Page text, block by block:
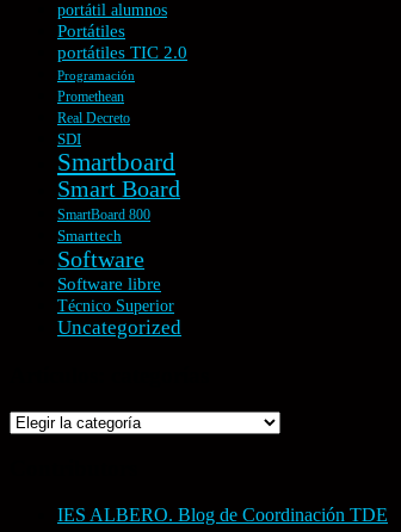
portátil alumnos
Portátiles
portátiles TIC 2.0
Programación
Promethean
Real Decreto
SDI
Smartboard
Smart Board
SmartBoard 800
Smarttech
Software
Software libre
Técnico Superior
Uncategorized
Artículos:
IES ALBERO. Blog de Coordinación TDE